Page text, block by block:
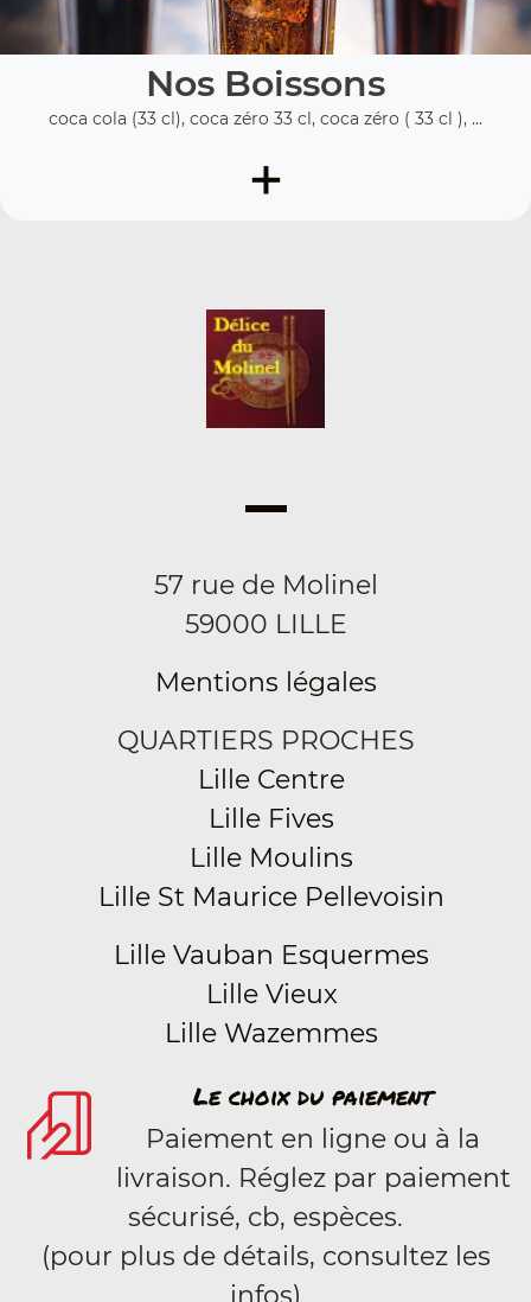
Nos Boissons
coca cola (33 cl), coca zéro 33 cl, coca zéro ( 33 cl ), ...
+
57 rue de Molinel
59000 LILLE
Mentions légales
QUARTIERS PROCHES
Lille Centre
Lille Fives
Lille Moulins
Lille St Maurice Pellevoisin
Lille Vauban Esquermes
Lille Vieux
Lille Wazemmes
Le choix du paiement
Paiement en ligne ou à la
livraison. Réglez par paiement
sécurisé, cb, espèces.
(pour plus de détails, consultez les
infos)